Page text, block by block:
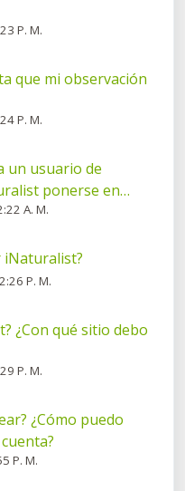
P. M.
que mi observación
P. M.
un usuario de
ponerse en
A. M.
iNaturalist?
P. M.
¿Con qué sitio debo
P. M.
¿Cómo puedo
P. M.